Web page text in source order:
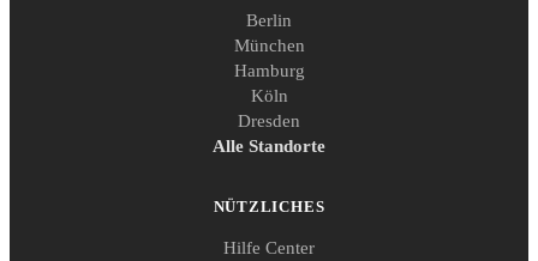
Berlin
München
Hamburg
Köln
Dresden
Alle Standorte
NÜTZLICHES
Hilfe Center